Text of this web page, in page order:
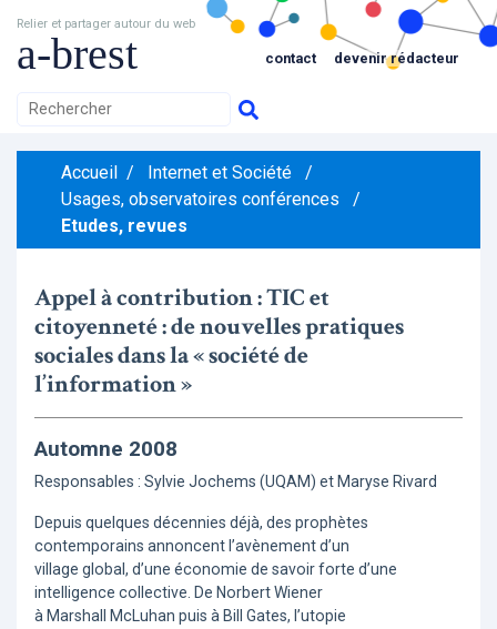
Relier et partager autour du web
a-brest contact devenir rédacteur
Accueil / Internet et Société
/
Usages, observatoires conférences
/
Etudes, revues
Appel à contribution : TIC et
citoyenneté : de nouvelles pratiques
sociales dans la « société de
l’information »
Automne 2008
Responsables : Sylvie Jochems (UQAM) et Maryse Rivard
Depuis quelques décennies déjà, des prophètes
contemporains annoncent l’avènement d’un
village global, d’une économie de savoir forte d’une
intelligence collective. De Norbert Wiener
à Marshall McLuhan puis à Bill Gates, l’utopie